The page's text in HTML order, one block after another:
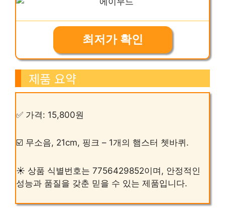
최저가 확인
제품 요약
✅ 가격: 15,800원
☑️ 무소음, 21cm, 핑크 – 1개의 햄스터 쳇바퀴.
☀️ 상품 식별번호는 7756429852이며, 안정적인
성능과 품질을 갖춘 믿을 수 있는 제품입니다.